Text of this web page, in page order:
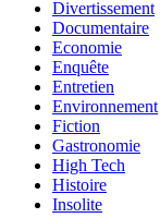
Divertissement
Documentaire
Economie
Enquête
Entretien
Environnement
Fiction
Gastronomie
High Tech
Histoire
Insolite